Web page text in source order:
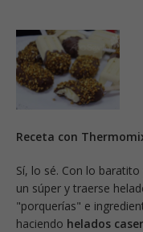
Receta con
Sí, lo sé. Con lo
un súper y traerse
"porquerías" e
haciendo helados